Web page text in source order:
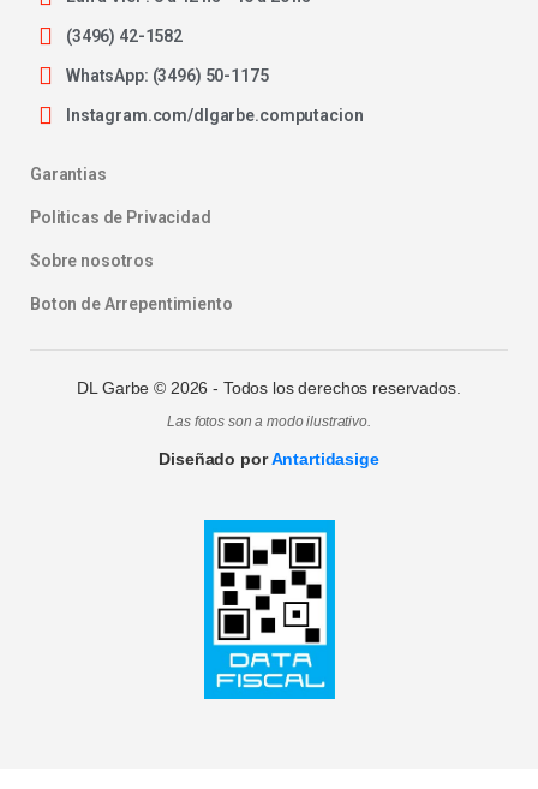
(3496) 42-1582
WhatsApp: (3496) 50-1175
Instagram.com/dlgarbe.computacion
Garantias
Politicas de Privacidad
Sobre nosotros
Boton de Arrepentimiento
DL Garbe © 2026 - Todos los derechos reservados.
Las fotos son a modo ilustrativo.
Diseñado porAntartidasige